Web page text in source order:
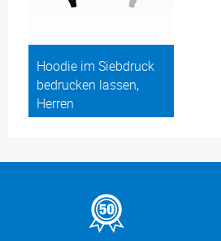
Hoodie im Siebdruck
bedrucken lassen,
Herren